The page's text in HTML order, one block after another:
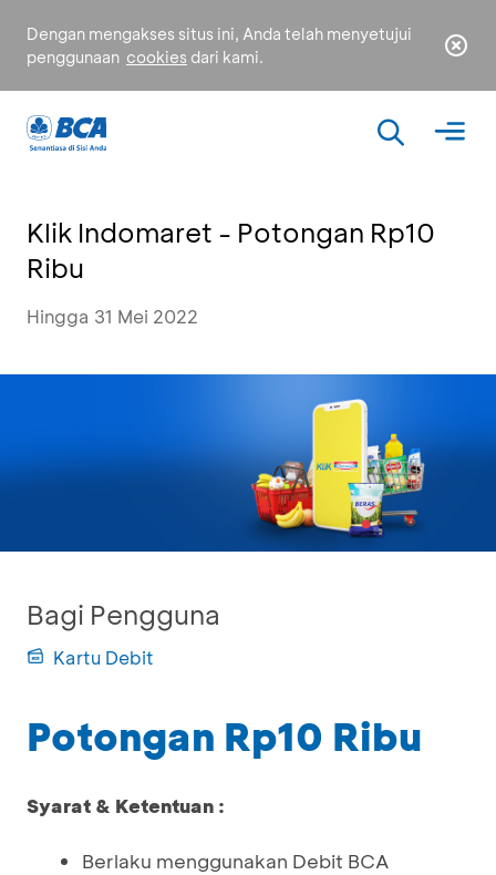
Dengan mengakses situs ini, Anda telah menyetujui
penggunaan cookies dari kami.
Klik Indomaret - Potongan Rp10
Ribu
Hingga 31 Mei 2022
Bagi Pengguna
Kartu Debit
Potongan Rp10 Ribu
Syarat & Ketentuan :
Berlaku menggunakan Debit BCA